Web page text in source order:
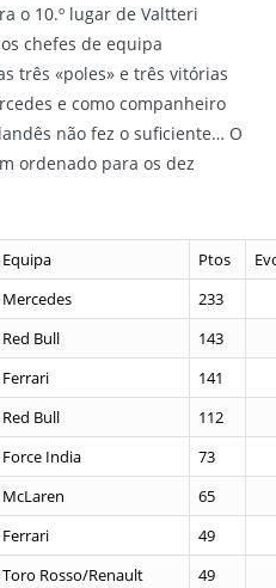
o 10.º lugar de Valtteri
chefes de equipa
três «poles» e três vitórias
e como companheiro
não fez o suficiente… O
ordenado para os dez
Equipa Ptos
Mercedes
233
Red Bull
143
Ferrari
141
Red Bull
112
Force India 73
McLaren
65
Ferrari
49
Toro Rosso/Renault
49